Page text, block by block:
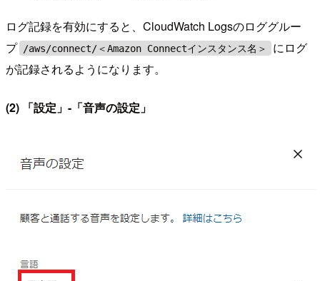
ログ記録を有効にすると、CloudWatch Logsのロググルー
プ
/aws/connect/＜Amazon Connectインスタンス名＞
にログ
が記録されるようになります。
(2) 「設定」-「音声の設定」